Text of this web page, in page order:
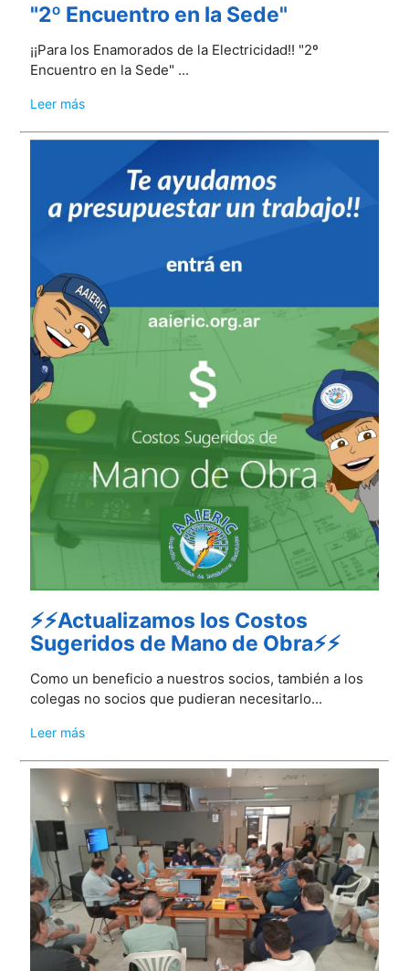
"2º Encuentro en la Sede"
¡¡Para los Enamorados de la Electricidad!! "2º
Encuentro en la Sede" ...
Leer más
⚡⚡Actualizamos los Costos
Sugeridos de Mano de Obra⚡⚡
Como un beneficio a nuestros socios, también a los
colegas no socios que pudieran necesitarlo...
Leer más